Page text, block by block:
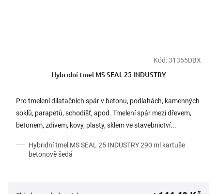
Kód:31365DBX
Hybridní tmel MS SEAL 25 INDUSTRY
Pro tmelení dilatačních spár v betonu, podlahách, kamenných
soklů, parapetů, schodišť, apod. Tmelení spár mezi dřevem,
betonem, zdivem, kovy, plasty, sklem ve stavebnictví...
Hybridní tmel MS SEAL 25 INDUSTRY 290 ml kartuše
betonově šedá